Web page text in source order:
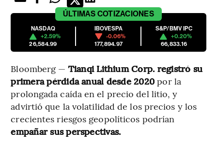
ÚLTIMAS COTIZACIONES
NASDAQ
+2.59%
26,584.99
IBOVESPA
-0.06%
177,894.97
S&P/BMV IPC
+0.20%
66,833.16
Bloomberg — Tianqi Lithium Corp. registró su
primera pérdida anual desde 2020por la
prolongada caída en el precio del litio, y
advirtió que la volatilidad de los precios y los
crecientes riesgos geopolíticos podrían
empañar sus perspectivas.